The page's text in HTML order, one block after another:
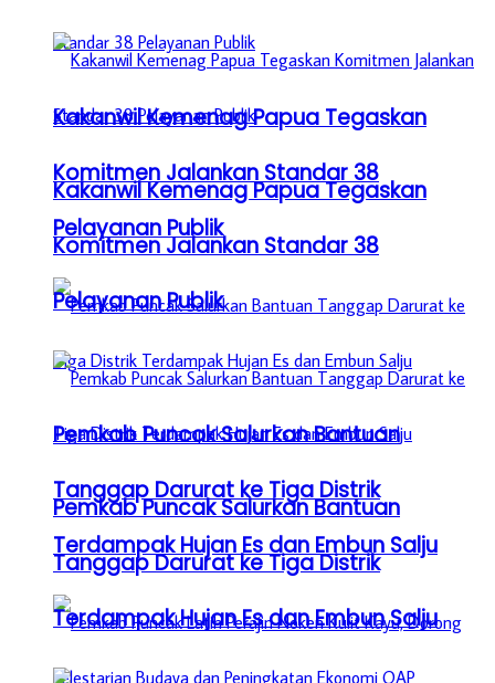
Kakanwil Kemenag Papua Tegaskan
Komitmen Jalankan Standar 38
Pelayanan Publik
Pemkab Puncak Salurkan Bantuan
Tanggap Darurat ke Tiga Distrik
Terdampak Hujan Es dan Embun Salju
Kakanwil Kemenag Papua Tegaskan
Komitmen Jalankan Standar 38
Pelayanan Publik
Pemkab Puncak Salurkan Bantuan
Tanggap Darurat ke Tiga Distrik
Terdampak Hujan Es dan Embun Salju